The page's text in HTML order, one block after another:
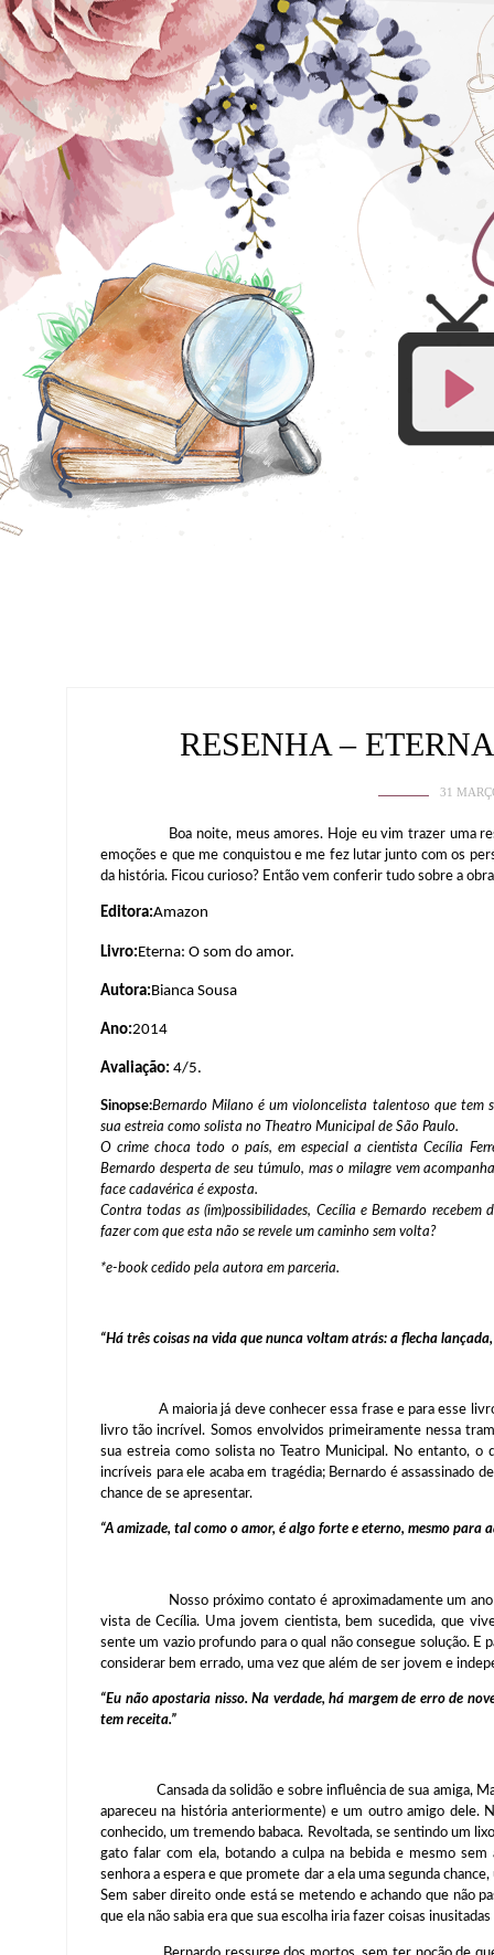
RESENHA –
31
Boa noite, meus amores. Hoje eu vim trazer uma
emoções e que me conquistou e me fez lutar junto com os
da história. Ficou curioso? Então vem conferir tudo sobre a obra
Editora:Amazon
Livro:Eterna: O som do amor.
Autora: Bianca Sousa
Ano:2014
Avaliação: 4/5.
Sinopse:Bernardo Milano é um violoncelista talentoso que tem
sua estreia como solista no Theatro Municipal de São Paulo.
O crime choca todo o país, em especial a cientista Cecília
Bernardo desperta de seu túmulo, mas o milagre vem
face cadavérica é exposta.
Contra todas as (im)possibilidades, Cecília e Bernardo
fazer com que esta não se revele um caminho sem volta?
*e-book cedido pela autora em parceria.
“Há três coisas na vida que nunca voltam atrás: a flecha
A maioria já deve conhecer essa frase e para esse
livro tão incrível. Somos envolvidos primeiramente nessa
sua estreia como solista no Teatro Municipal. No entanto,
incríveis para ele acaba em tragédia; Bernardo é
chance de se apresentar.
“A amizade, tal como o amor, é algo forte e eterno, mesmo para
Nosso próximo contato é aproximadamente um ano
vista de Cecília. Uma jovem cientista, bem sucedida, que
sente um vazio profundo para o qual não consegue solução. E
considerar bem errado, uma vez que além de ser jovem e
“Eu não apostaria nisso. Na verdade, há margem de erro de
tem receita.”
Cansada da solidão e sobre influência de sua amiga,
apareceu na história anteriormente) e um outro amigo dele.
conhecido, um tremendo babaca. Revoltada, se sentindo um
gato falar com ela, botando a culpa na bebida e mesmo
senhora a espera e que promete dar a ela uma segunda
Sem saber direito onde está se metendo e achando que não
que ela não sabia era que sua escolha iria fazer coisas